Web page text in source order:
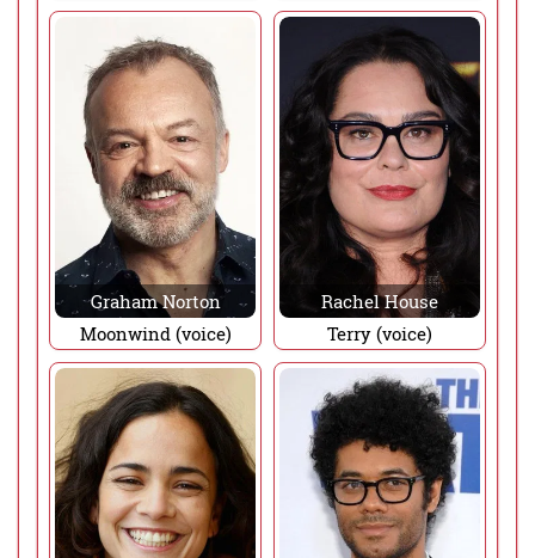
Graham Norton
Moonwind (voice)
Rachel House
Terry (voice)